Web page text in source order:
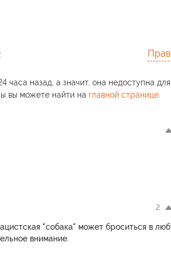
часа назад, а значит, она недоступна для
вы можете найти на главной странице.
2
"собака" может броситься в
внимание.